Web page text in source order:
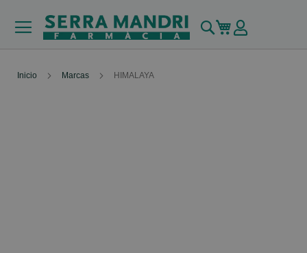
Buscar
Mi carrito
Inicio Marcas HIMALAYA